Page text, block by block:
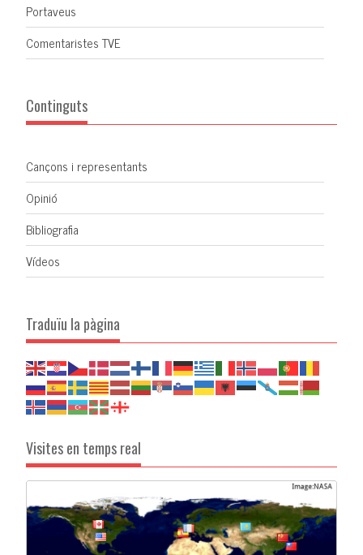
Portaveus
Comentaristes TVE
Continguts
Cançons i representants
Opinió
Bibliografia
Vídeos
Traduïu la pàgina
Visites en temps real